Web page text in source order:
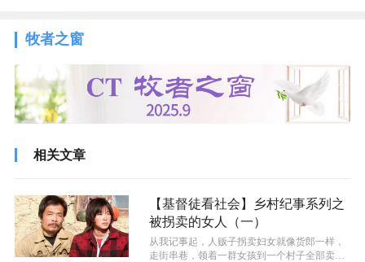
牧者之窗
相关文章
【基督徒看社会】乡村纪事系列之
被拐卖的女人（一）
从我记事起，人贩子拐卖妇女就像货郎一样，
走街串巷，领着一群女孩到一个村子全部卖